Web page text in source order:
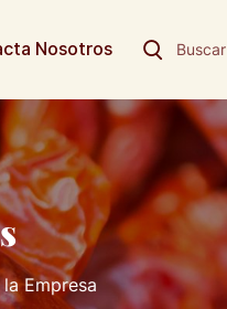
Buscar
Nosotros
Empresa